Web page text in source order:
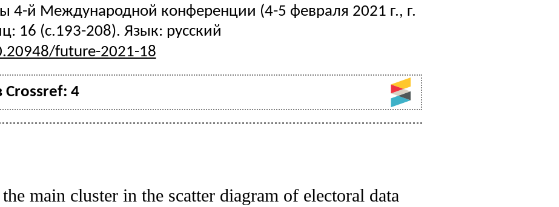
4-й Международной конференции (4-5 февраля 2021 г., г.
16 (с.193-208). Язык: русский
future-2021-18
Crossref: 4
main cluster in the scatter diagram of electoral data